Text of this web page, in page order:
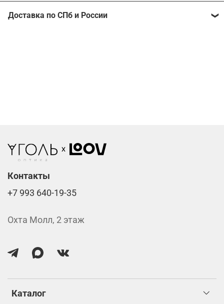
Расчитать стоимость ваших линз поможет
Доставка по СПб и России
Каталог
Контакты
+7 993 640-19-35
Охта Молл, 2 этаж